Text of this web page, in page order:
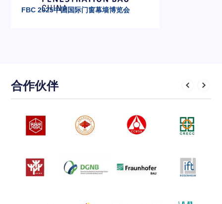
FBC 2025中国国际门窗幕墙博览会
合作伙伴